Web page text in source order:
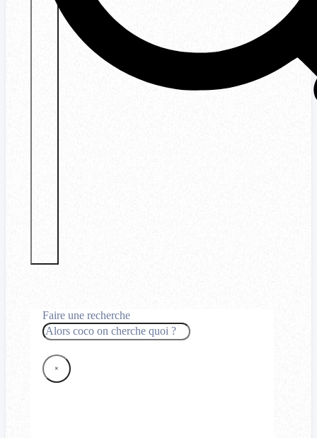
Faire une recherche
Rechercher
×